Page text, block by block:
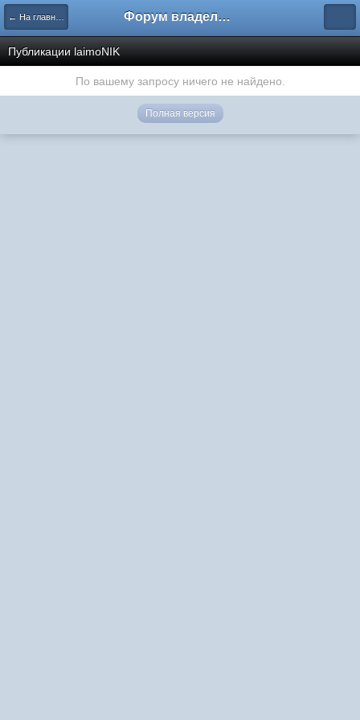
← На главную Форум владельцев интернет-магазинов
Публикации laimoNIK
По вашему запросу ничего не найдено.
Полная версия